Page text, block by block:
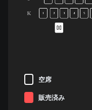
K 2 3 4 5
空席
販売済み